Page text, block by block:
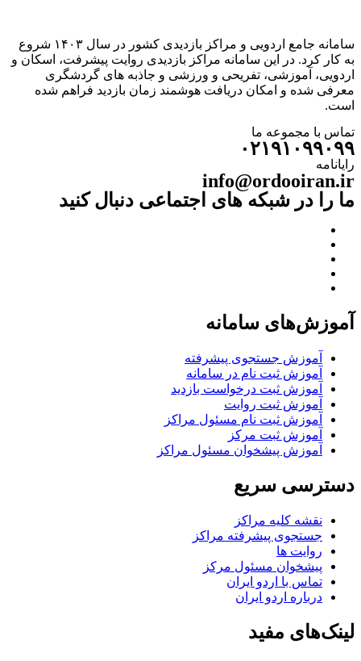
سامانه جامع اردویی و مراکز بازدیدی کشور در سال ۱۴۰۳ شروع
به کار کرد. در این سامانه مراکز بازدیدی روایت پیشرفت، اسکان و
اردویی، آموزشی، تفریحی و ورزشی و جاذبه های گردشگری
معرفی شده و امکان دریافت هوشمند زمان بازدید فراهم شده
است.
تماس با مجموعه ما
۰۲۱۹۱۰۹۹۰۹۹
رایانامه
info@ordooiran.ir
ما را در شبکه های اجتماعی دنبال کنید
آموزش‌های سامانه
آموزش جستجوی پیشرفته
آموزش ثبت نام در سامانه
آموزش ثبت درخواست بازدید
آموزش ثبت روایت
آموزش ثبت نام مسئول مراکز
آموزش ثبت مرکز
آموزش پیشخوان مسئول مراکز
دسترسی سریع
نقشه کلیه مراکز
جستجوی پیشرفته مراکز
روایت ها
پیشخوان مسئول مرکز
تماس با اردو ایران
درباره اردو ایران
لینک‌های مفید